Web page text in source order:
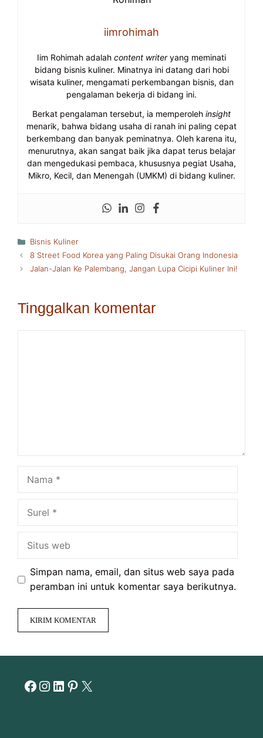
iimrohimah
Iim Rohimah adalah content writeryang meminati
bidang bisnis kuliner. Minatnya ini datang dari hobi
wisata kuliner, mengamati perkembangan bisnis, dan
pengalaman bekerja di bidang ini.
Berkat pengalaman tersebut, ia memperoleh insight
menarik, bahwa bidang usaha di ranah ini paling cepat
berkembang dan banyak peminatnya. Oleh karena itu,
menurutnya, akan sangat baik jika dapat terus belajar
dan mengedukasi pembaca, khususnya pegiat Usaha,
Mikro, Kecil, dan Menengah (UMKM) di bidang kuliner.
Kategori
Bisnis Kuliner
8 Street Food Korea yang Paling Disukai Orang Indonesia
Jalan-Jalan Ke Palembang, Jangan Lupa Cicipi Kuliner Ini!
Tinggalkan komentar
Simpan nama, email, dan situs web saya pada
peramban ini untuk komentar saya berikutnya.
Facebook
Instagram
LinkedIn
Pinterest
X